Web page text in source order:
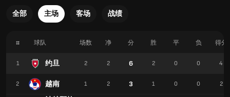
全部 主场 客场 战绩
# 球队
1 约旦
2 越南
场数 净 分 胜 平 负 得分
2 2 6 2 0 0 4
1 2 3 1 0 0 2